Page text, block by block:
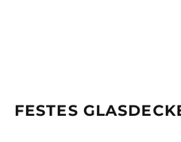
FESTES